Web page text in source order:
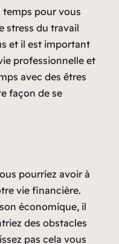
temps pour vous
stress du travail
et il est important
professionnelle et
avec des êtres
façon de se
pourriez avoir à
vie financière.
économique, il
des obstacles
pas cela vous